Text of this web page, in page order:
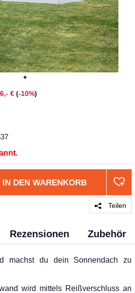
€ (-10%)
IN DEN WARENKORB
Teilen
Rezensionen Zubehör
machst du dein Sonnendach zu
wird mittels Reißverschluss an